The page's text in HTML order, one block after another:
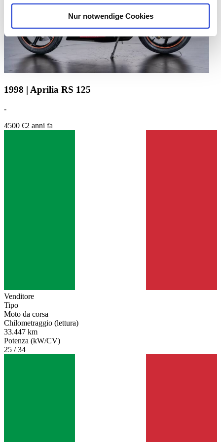
analysieren. Außerdem geben wir Informationen zu Ihrer
Verwendung unserer Website an unsere Partner für
soziale Medien, Werbung und Analysen weiter. Unsere
Partner führen diese Informationen möglicherweise mit
weiteren Daten zusammen, die Sie ihnen bereitgestellt
haben oder die sie im Rahmen Ihrer Nutzung der Dienste
Nur notwendige Cookies
1998 | Aprilia RS 125
-
4500 €2 anni fa
Venditore
Tipo
Moto da corsa
Chilometraggio (lettura)
33.447 km
Potenza (kW/CV)
25 / 34